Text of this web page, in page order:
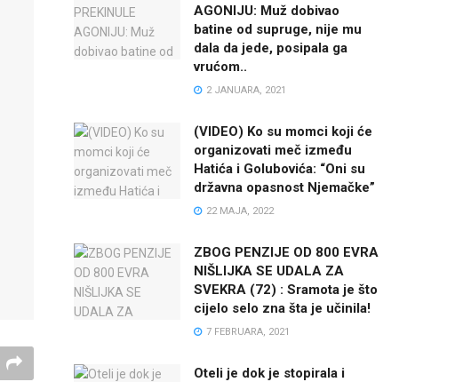
AGONIJU: Muž dobivao
batine od supruge, nije mu
dala da jede, posipala ga
vrućom..
2 JANUARA, 2021
(VIDEO) Ko su momci koji će
organizovati meč između
Hatića i Golubovića: “Oni su
državna opasnost Njemačke”
22 MAJA, 2022
ZBOG PENZIJE OD 800 EVRA
NIŠLIJKA SE UDALA ZA
SVEKRA (72) : Sramota je što
cijelo selo zna šta je učinila!
7 FEBRUARA, 2021
Oteli je dok je stopirala i